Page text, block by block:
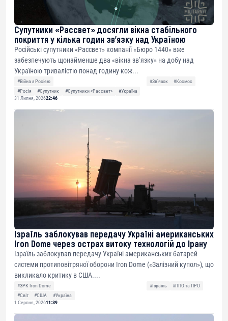
Супутники «Рассвет» досягли вікна стабільного
покриття у кілька годин зв’язку над Україною
Російські супутники «Рассвет» компанії «Бюро 1440» вже
забезпечують щонайменше два «вікна зв’язку» на добу над
Україною тривалістю понад годину кож...
#Війна з Росією #Звʼязок
#Космос
#Росія
#Супутник #Супутники «Рассвет»
#Україна
31 Липня, 202622:46
Ізраїль заблокував передачу Україні американських
Iron Dome через острах витоку технологій до Ірану
Ізраїль заблокував передачу Україні американських батарей
системи протиповітряної оборони Iron Dome («Залізний купол»), що
викликало критику в США....
#ЗРК Iron Dome #Ізраїль
#ППО та ПРО
#Світ
#США
#Україна
1 Серпня, 202611:39